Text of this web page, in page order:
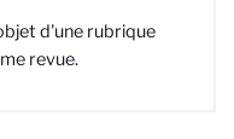
d'une rubrique
revue.